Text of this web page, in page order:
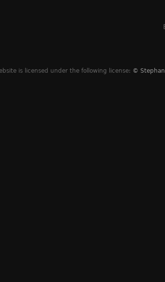
is licensed under the following license: ©